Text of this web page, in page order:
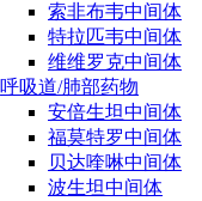
索非布韦中间体
特拉匹韦中间体
维维罗克中间体
呼吸道/肺部药物
安倍生坦中间体
福莫特罗中间体
贝达喹啉中间体
波生坦中间体